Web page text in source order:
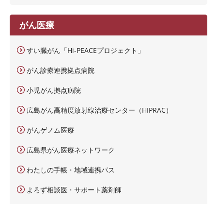
がん医療
すい臓がん「Hi-PEACEプロジェクト」
がん診療連携拠点病院
小児がん拠点病院
広島がん高精度放射線治療センター（HIPRAC）
がんゲノム医療
広島県がん医療ネットワーク
わたしの手帳・地域連携パス
よろず相談医・サポート薬剤師